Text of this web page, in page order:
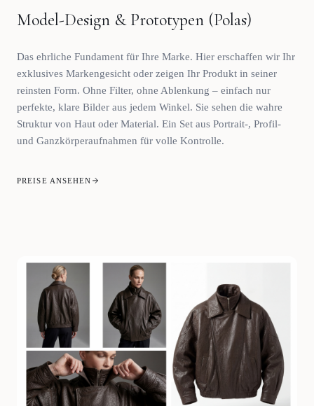
Model-Design & Prototypen (Polas)
Das ehrliche Fundament für Ihre Marke. Hier erschaffen wir Ihr
exklusives Markengesicht oder zeigen Ihr Produkt in seiner
reinsten Form. Ohne Filter, ohne Ablenkung – einfach nur
perfekte, klare Bilder aus jedem Winkel. Sie sehen die wahre
Struktur von Haut oder Material. Ein Set aus Portrait-, Profil-
und Ganzkörperaufnahmen für volle Kontrolle.
PREISE ANSEHEN